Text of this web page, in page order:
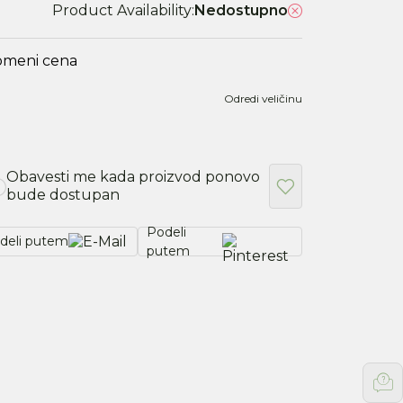
Product Availability:Nedostupno
cena
Odredi veličinu
Obavesti me kada proizvod ponovo
bude dostupan
putem
Podeli
putem